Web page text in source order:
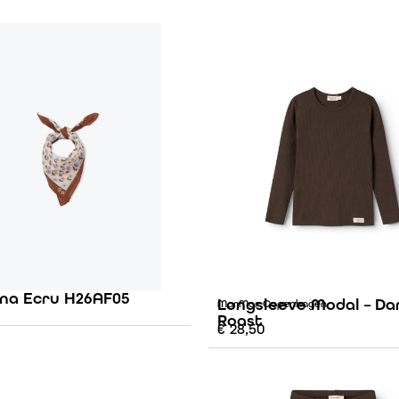
Ecru H26AF05 MarMar Copenhagen
Longsleeve Modal –
Roast
€28,50